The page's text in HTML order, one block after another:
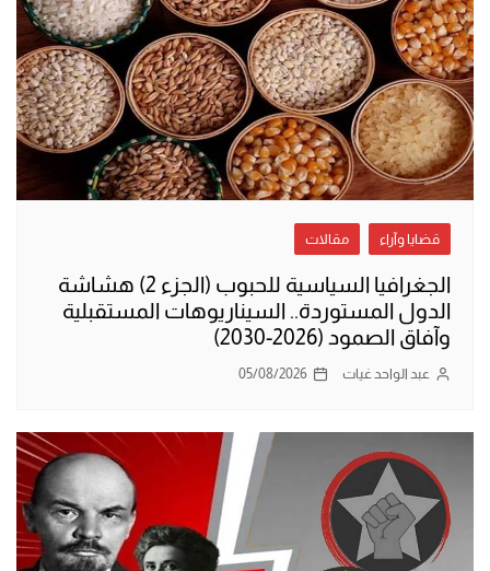
قضايا وآراء مقالات
الجغرافيا السياسية للحبوب (الجزء 2) هشاشة
الدول المستوردة.. السيناريوهات المستقبلية
وآفاق الصمود (2026-2030)
عبد الواحد غيات 05/08/2026